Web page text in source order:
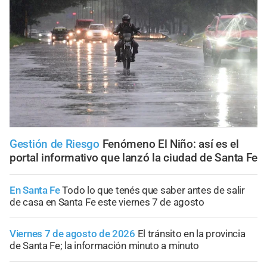
Gestión de Riesgo Fenómeno El Niño: así es el
portal informativo que lanzó la ciudad de Santa Fe
En Santa FeTodo lo que tenés que saber antes de salir
de casa en Santa Fe este viernes 7 de agosto
Viernes 7 de agosto de 2026 El tránsito en la provincia
de Santa Fe; la información minuto a minuto